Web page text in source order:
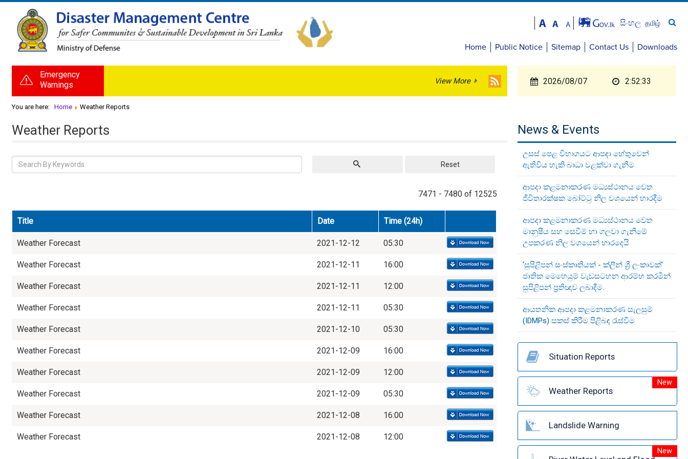
සිංහල தமிழ்
Home Public Notice Sitemap Contact Us Downloads
Emergency
Warnings
View More 2026/08/07 2:52:33
You are here: Home Weather Reports
Weather Reports
Reset
7471 - 7480 of 12525
Title Date Time (24h)
Weather Forecast 2021-12-12 05:30
Weather Forecast 2021-12-11 16:00
Weather Forecast 2021-12-11 12:00
Weather Forecast 2021-12-11 05:30
Weather Forecast 2021-12-10 05:30
Weather Forecast 2021-12-09 16:00
Weather Forecast 2021-12-09 12:00
Weather Forecast 2021-12-09 05:30
Weather Forecast 2021-12-08 16:00
Weather Forecast 2021-12-08 12:00
News & Events
උසස් පෙළ විභාගයට ආපදා හේතුවෙන්
ඇතිවිය හැකි බාධා වළක්වා ගැනීම
ආපදා කළමනාකරණ මධ්‍යස්ථානය වෙත
ජීවිතාරක්ෂක බෝට්ටු නිල වශයෙන් භාරදීම
ආපදා කළමනාකරණ මධ්‍යස්ථානය වෙත
මානුෂීය සහ සෙවීම් හා ගලවා ගැනීමේ
උපකරණ නිල වශයෙන් භාරදෙයි
‘සුපිළිපන් සංස්කෘතියක් - ක්ලීන් ශ්‍රී ලංකාවක්’
ජාතික මෙහෙයුම් වැඩසටහන ආරම්භ කරමින්
සුපිළිපන් ප්‍රතිඥාව ලබාදීම.
ආයතනික ආපදා කළමනාකරණ සැලසුම්
(IDMPs) සකස් කිරීම පිළිබඳ රැස්වීම
Situation Reports
Weather Reports
New
Landslide Warning
New